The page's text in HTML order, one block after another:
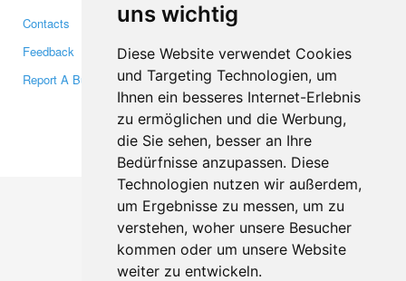
uns wichtig
Diese Website verwendet Cookies
und Targeting Technologien, um
Ihnen ein besseres Internet-Erlebnis
zu ermöglichen und die Werbung,
die Sie sehen, besser an Ihre
Bedürfnisse anzupassen. Diese
Technologien nutzen wir außerdem,
um Ergebnisse zu messen, um zu
verstehen, woher unsere Besucher
kommen oder um unsere Website
weiter zu entwickeln.
Contacts
Feedback
Report A Bug
Facebook
Twitter
YouTube
Google+
Makis© Copyright 2026